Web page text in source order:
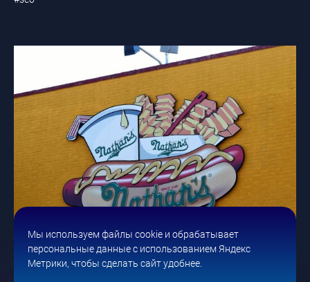
28 МАЯ
Мы используем файлы cookie и обрабатывает
персональные данные с использованием Яндекс
Метрики, чтобы сделать сайт удобнее.